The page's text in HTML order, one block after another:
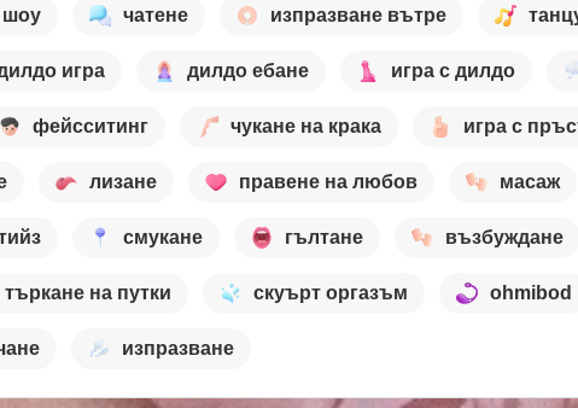
шоу чатене изпразване вътре
игра дилдо ебане игра с дилдо
фейсситинг чукане на крака игра с
лизане правене на любов масаж
смукане гълтане възбуждане
търкане на путки скуърт оргазъм ohmibod
изпразване